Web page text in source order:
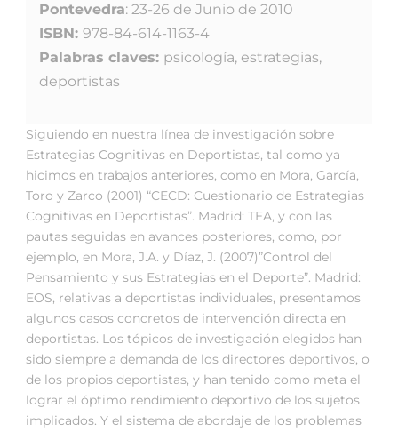
Pontevedra: 23-26 de Junio de 2010
ISBN: 978-84-614-1163-4
Palabras claves: psicología, estrategias,
deportistas
Siguiendo en nuestra línea de investigación sobre
Estrategias Cognitivas en Deportistas, tal como ya
hicimos en trabajos anteriores, como en Mora, García,
Toro y Zarco (2001) “CECD: Cuestionario de Estrategias
Cognitivas en Deportistas”. Madrid: TEA, y con las
pautas seguidas en avances posteriores, como, por
ejemplo, en Mora, J.A. y Díaz, J. (2007)”Control del
Pensamiento y sus Estrategias en el Deporte”. Madrid:
EOS, relativas a deportistas individuales, presentamos
algunos casos concretos de intervención directa en
deportistas. Los tópicos de investigación elegidos han
sido siempre a demanda de los directores deportivos, o
de los propios deportistas, y han tenido como meta el
lograr el óptimo rendimiento deportivo de los sujetos
implicados. Y el sistema de abordaje de los problemas